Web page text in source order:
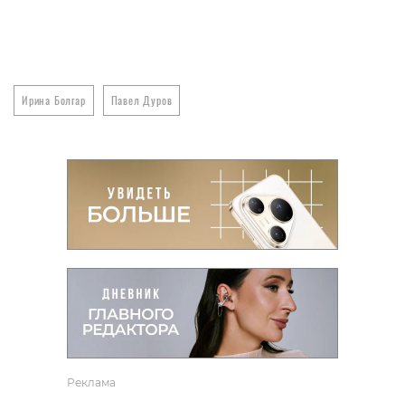
Ирина Болгар Павел Дуров
Реклама